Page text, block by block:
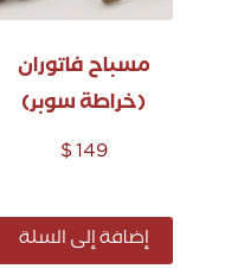
مسباح فاتوران
(خراطة سوبر)
$149
إضافة إلى السلة